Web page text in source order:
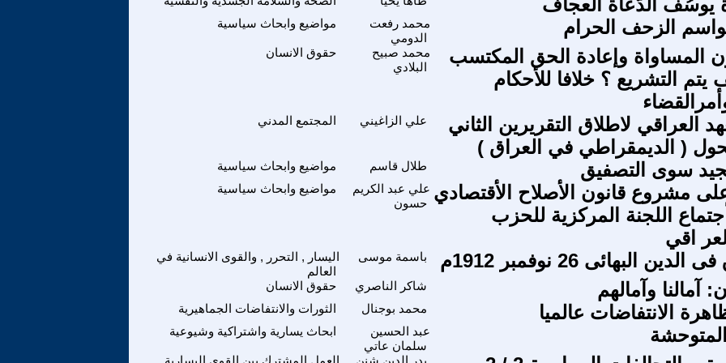
يوسُف الدُّعاة العجاف
مواضيع وابحاث سياسية
محمد رفعت
الدومي
الزحف الحرام
حقوق الانسان
محمد صبيح
البلادي
المساواة وإعادة الحق المكتسب
يتم التشريع ؟ خلافا للأحكام
المجتمع المدني علي الزاغيني
العراقي لاطلاق التقريرين الثاني
( الديمقراطي في العراق )
مواضيع وابحاث سياسية طلال قاسم سوى التصفيق
مواضيع وابحاث سياسية
علي عبد الكريم
حسون مشروع قانون الأصلاح الأقتصادي
اللجنة المركزية للحزب
اقي
اليسار , التحرر , والقوى الانسانية في
العالم
باسمة موسى البهائى 26 نوفمبر 1912م
حقوق الانسان شاكر الناصري آمالنا وآمالهم
الثورات والانتفاضات الجماهيرية محمد بوجنال الانتفاضات عالميا
ابحاث يسارية واشتراكية وشيوعية
عبد الحسين
سلمان عاتي
المتوحشة
العمل المشترك بين القوى اليسارية بدر الدين شنن